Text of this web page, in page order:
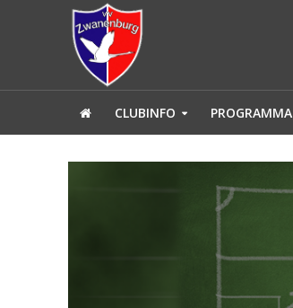
CLUBINFO PROGRAMMA